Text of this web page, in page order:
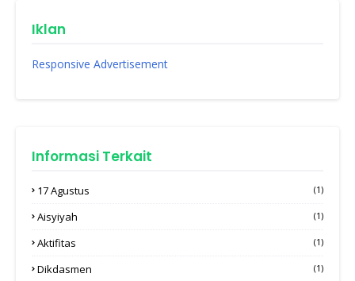
Iklan
Responsive Advertisement
Informasi Terkait
17 Agustus (1)
Aisyiyah (1)
Aktifitas (1)
Dikdasmen (1)